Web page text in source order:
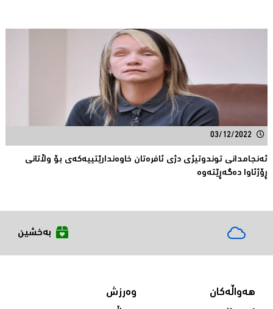
03/12/2022
ئەنجامدانى توندوتیژی دژی ئافره‌تان خاوه‌ندارێتییه‌كه‌ی بۆ وڵاتانی
ڕۆژئاوا ده‌گه‌ڕێته‌وه‌
بەخشین
هەواڵەکان وەرزش